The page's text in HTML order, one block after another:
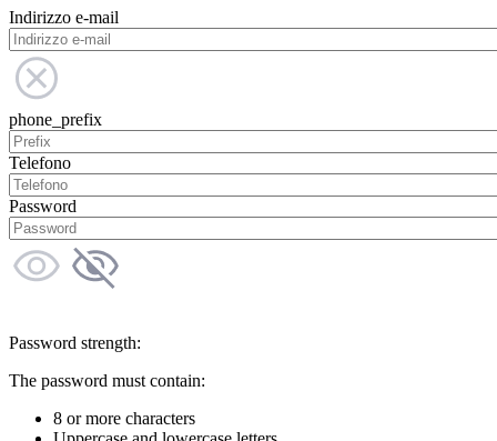
Indirizzo e-mail
phone_prefix
Telefono
Password
Password strength:
The password must contain:
8 or more characters